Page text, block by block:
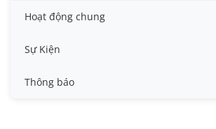
Hoạt động chung
Tin công tác sinh viên
Tin đào tạo
Sự Kiện
Thông báo